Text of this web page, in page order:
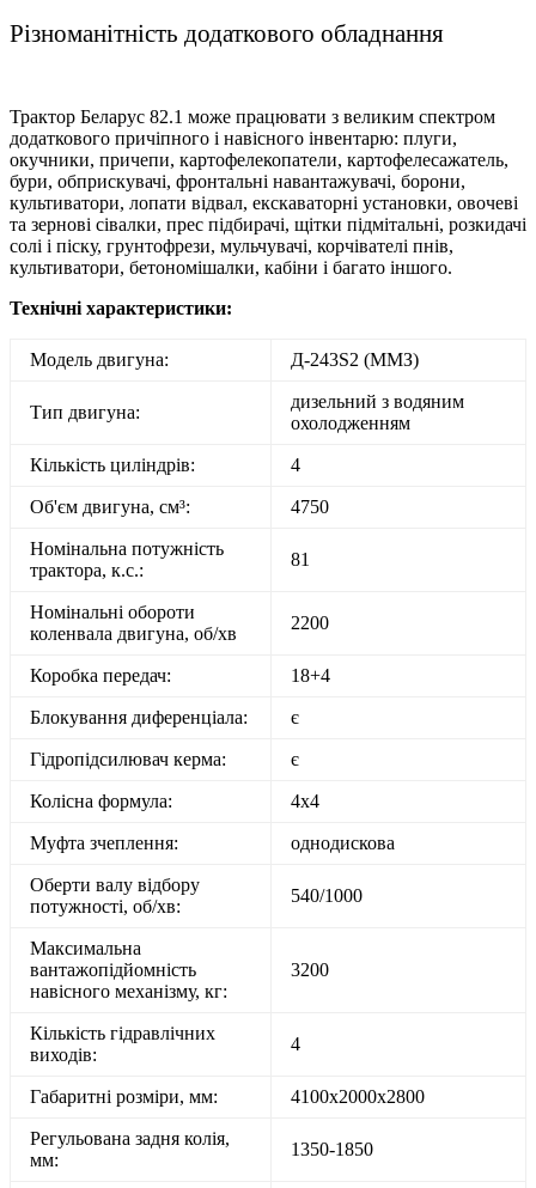
Різноманітність додаткового обладнання
Трактор Беларус 82.1 може працювати з великим спектром
додаткового причіпного і навісного інвентарю: плуги,
окучники, причепи, картофелекопатели, картофелесажатель,
бури, обприскувачі, фронтальні навантажувачі, борони,
культиватори, лопати відвал, екскаваторні установки, овочеві
та зернові сівалки, прес підбирачі, щітки підмітальні, розкидачі
солі і піску, грунтофрези, мульчувачі, корчівателі пнів,
культиватори, бетономішалки, кабіни і багато іншого.
Технічні характеристики:
Модель двигуна: Д-243S2 (ММЗ)
Тип двигуна:
дизельний з водяним
охолодженням
Кількість циліндрів: 4
Об'єм двигуна, см³: 4750
Номінальна потужність
трактора, к.с.:
81
Номінальні обороти
коленвала двигуна, об/хв
2200
Коробка передач: 18+4
Блокування диференціала: є
Гідропідсилювач керма: є
Колісна формула: 4х4
Муфта зчеплення: однодискова
Оберти валу відбору
потужності, об/хв:
540/1000
Максимальна
вантажопідйомність
навісного механізму, кг:
3200
Кількість гідравлічних
виходів:
4
Габаритні розміри, мм: 4100х2000х2800
Регульована задня колія,
мм:
1350-1850